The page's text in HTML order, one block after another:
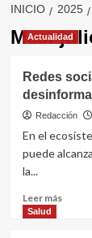
INICIO 2025
Mes:
Actualidad
Redes
Redacción
En el
puede
la...
Leer másLeer
Salud